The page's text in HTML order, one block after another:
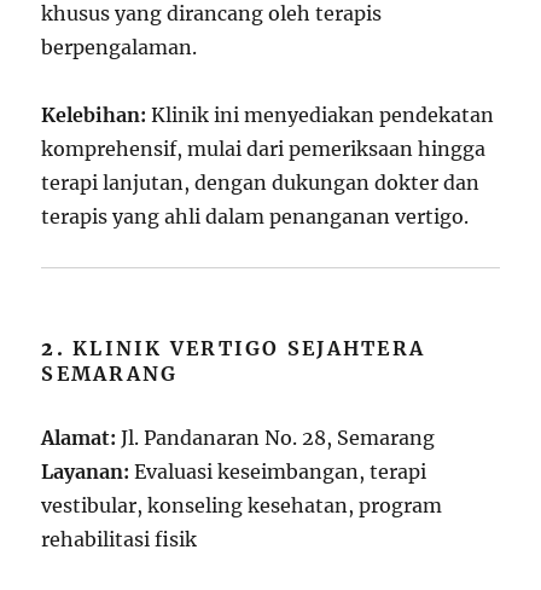
khusus yang dirancang oleh terapis
berpengalaman.
Kelebihan: Klinik ini menyediakan pendekatan
komprehensif, mulai dari pemeriksaan hingga
terapi lanjutan, dengan dukungan dokter dan
terapis yang ahli dalam penanganan vertigo.
2.KLINIK VERTIGO SEJAHTERA
SEMARANG
Alamat: Jl. Pandanaran No. 28, Semarang
Layanan: Evaluasi keseimbangan, terapi
vestibular, konseling kesehatan, program
rehabilitasi fisik